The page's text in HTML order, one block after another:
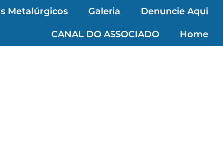
Metalúrgicos Galeria Denuncie Aqui
CANAL DO ASSOCIADO Home